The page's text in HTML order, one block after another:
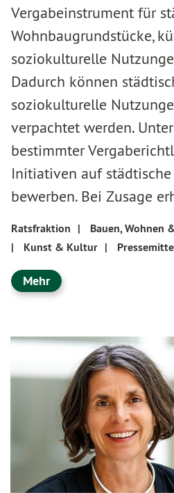
Vergabeinstrument für
Wohnbaugrundstücke,
soziokulturelle
Dadurch können
soziokulturelle
verpachtet werden.
bestimmter
Initiativen auf
bewerben. Bei Zusage
Ratsfraktion |
Bauen, Wohnen
|
Kunst & Kultur |
Mehr